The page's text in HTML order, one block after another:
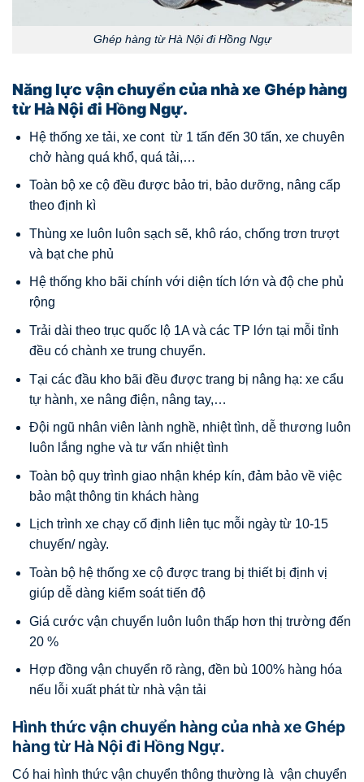
Ghép hàng từ Hà Nội đi Hồng Ngự
Năng lực vận chuyển của nhà xe Ghép hàng
từ Hà Nội đi Hồng Ngự.
Hệ thống xe tải, xe cont từ 1 tấn đến 30 tấn, xe chuyên
chở hàng quá khổ, quá tải,…
Toàn bộ xe cộ đều được bảo tri, bảo dưỡng, nâng cấp
theo định kì
Thùng xe luôn luôn sạch sẽ, khô ráo, chống trơn trượt
và bạt che phủ
Hệ thống kho bãi chính với diện tích lớn và độ che phủ
rộng
Trải dài theo trục quốc lộ 1A và các TP lớn tại mỗi tỉnh
đều có chành xe trung chuyển.
Tại các đầu kho bãi đều được trang bị nâng hạ: xe cẩu
tự hành, xe nâng điện, nâng tay,…
Đội ngũ nhân viên lành nghề, nhiệt tình, dễ thương luôn
luôn lắng nghe và tư vấn nhiệt tình
Toàn bộ quy trình giao nhận khép kín, đảm bảo về việc
bảo mật thông tin khách hàng
Lịch trình xe chạy cố định liên tục mỗi ngày từ 10-15
chuyến/ ngày.
Toàn bộ hệ thống xe cộ được trang bị thiết bị định vị
giúp dễ dàng kiểm soát tiến độ
Giá cước vận chuyển luôn luôn thấp hơn thị trường đến
20 %
Hợp đồng vận chuyển rõ ràng, đền bù 100% hàng hóa
nếu lỗi xuất phát từ nhà vận tải
Hình thức vận chuyển hàng của nhà xe Ghép
hàng từ Hà Nội đi Hồng Ngự.
Có hai hình thức vận chuyển thông thường là vận chuyển